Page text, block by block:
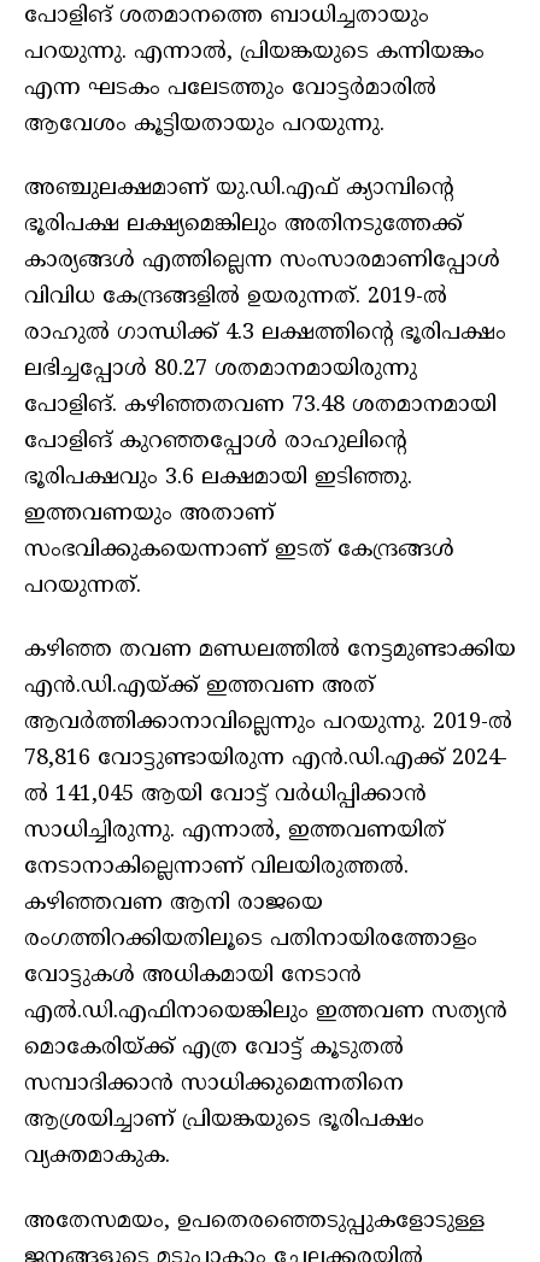
പോളിങ് ശതമാനത്തെ ബാധിച്ചതായും
പറയുന്നു. എന്നാൽ, പ്രിയങ്കയുടെ കന്നിയങ്കം
എന്ന ഘടകം പലേടത്തും വോട്ടർമാരിൽ
ആവേശം കൂട്ടിയതായും പറയുന്നു.
അഞ്ചുലക്ഷമാണ് യു.ഡി.എഫ് ക്യാമ്പിന്റെ
ഭൂരിപക്ഷ ലക്ഷ്യമെങ്കിലും അതിനടുത്തേക്ക്
കാര്യങ്ങൾ എത്തില്ലെന്ന സംസാരമാണിപ്പോൾ
വിവിധ കേന്ദ്രങ്ങളിൽ ഉയരുന്നത്. 2019-ൽ
രാഹുൽ ഗാന്ധിക്ക് 4.3 ലക്ഷത്തിന്റെ ഭൂരിപക്ഷം
ലഭിച്ചപ്പോൾ 80.27 ശതമാനമായിരുന്നു
പോളിങ്. കഴിഞ്ഞതവണ 73.48 ശതമാനമായി
പോളിങ് കുറഞ്ഞപ്പോൾ രാഹുലിന്റെ
ഭൂരിപക്ഷവും 3.6 ലക്ഷമായി ഇടിഞ്ഞു.
ഇത്തവണയും അതാണ്
സംഭവിക്കുകയെന്നാണ് ഇടത് കേന്ദ്രങ്ങൾ
പറയുന്നത്.
കഴിഞ്ഞ തവണ മണ്ഡലത്തിൽ നേട്ടമുണ്ടാക്കിയ
എൻ.ഡി.എയ്ക്ക് ഇത്തവണ അത്
ആവർത്തിക്കാനാവില്ലെന്നും പറയുന്നു. 2019-ൽ
78,816 വോട്ടുണ്ടായിരുന്ന എൻ.ഡി.എക്ക് 2024-
ൽ 141,045 ആയി വോട്ട് വർധിപ്പിക്കാൻ
സാധിച്ചിരുന്നു. എന്നാൽ, ഇത്തവണയിത്
നേടാനാകില്ലെന്നാണ് വിലയിരുത്തൽ.
കഴിഞ്ഞവണ ആനി രാജയെ
രംഗത്തിറക്കിയതിലൂടെ പതിനായിരത്തോളം
വോട്ടുകൾ അധികമായി നേടാൻ
എൽ.ഡി.എഫിനായെങ്കിലും ഇത്തവണ സത്യൻ
മൊകേരിയ്ക്ക് എത്ര വോട്ട് കൂടുതൽ
സമ്പാദിക്കാൻ സാധിക്കുമെന്നതിനെ
ആശ്രയിച്ചാണ് പ്രിയങ്കയുടെ ഭൂരിപക്ഷം
വ്യക്തമാകുക.
അതേസമയം, ഉപതെരഞ്ഞെടുപ്പുകളോടുള്ള